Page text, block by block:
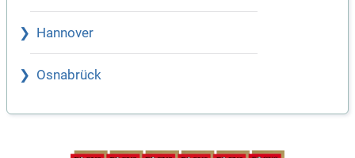
Hannover
Osnabrück